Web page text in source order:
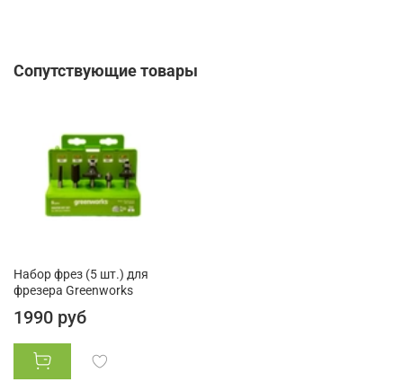
Сопутствующие товары
Набор фрез (5 шт.) для
фрезера Greenworks
1990 руб